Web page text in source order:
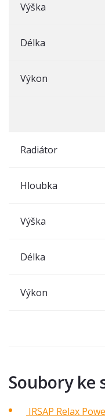
Výška
Délka
Výkon
Radiátor
Hloubka
Výška
Délka
Výkon
Soubory ke
IRSAP Relax